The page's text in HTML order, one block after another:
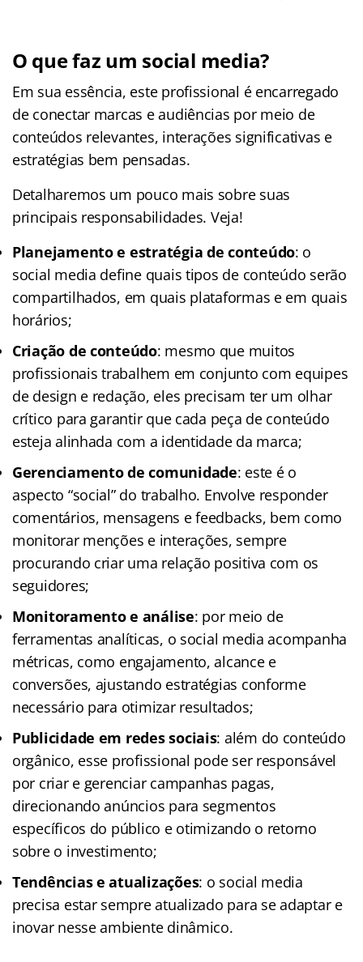
O que faz um social media?
Em sua essência, este profissional é encarregado
de conectar marcas e audiências por meio de
conteúdos relevantes, interações significativas e
estratégias bem pensadas.
Detalharemos um pouco mais sobre suas
principais responsabilidades. Veja!
Planejamento e estratégia de conteúdo: o
social media define quais tipos de conteúdo serão
compartilhados, em quais plataformas e em quais
horários;
Criação de conteúdo: mesmo que muitos
profissionais trabalhem em conjunto com equipes
de design e redação, eles precisam ter um olhar
crítico para garantir que cada peça de conteúdo
esteja alinhada com a identidade da marca;
Gerenciamento de comunidade: este é o
aspecto “social” do trabalho. Envolve responder
comentários, mensagens e feedbacks, bem como
monitorar menções e interações, sempre
procurando criar uma relação positiva com os
seguidores;
Monitoramento e análise: por meio de
ferramentas analíticas, o social media acompanha
métricas, como engajamento, alcance e
conversões, ajustando estratégias conforme
necessário para otimizar resultados;
Publicidade em redes sociais: além do conteúdo
orgânico, esse profissional pode ser responsável
por criar e gerenciar campanhas pagas,
direcionando anúncios para segmentos
específicos do público e otimizando o retorno
sobre o investimento;
Tendências e atualizações: o social media
precisa estar sempre atualizado para se adaptar e
inovar nesse ambiente dinâmico.